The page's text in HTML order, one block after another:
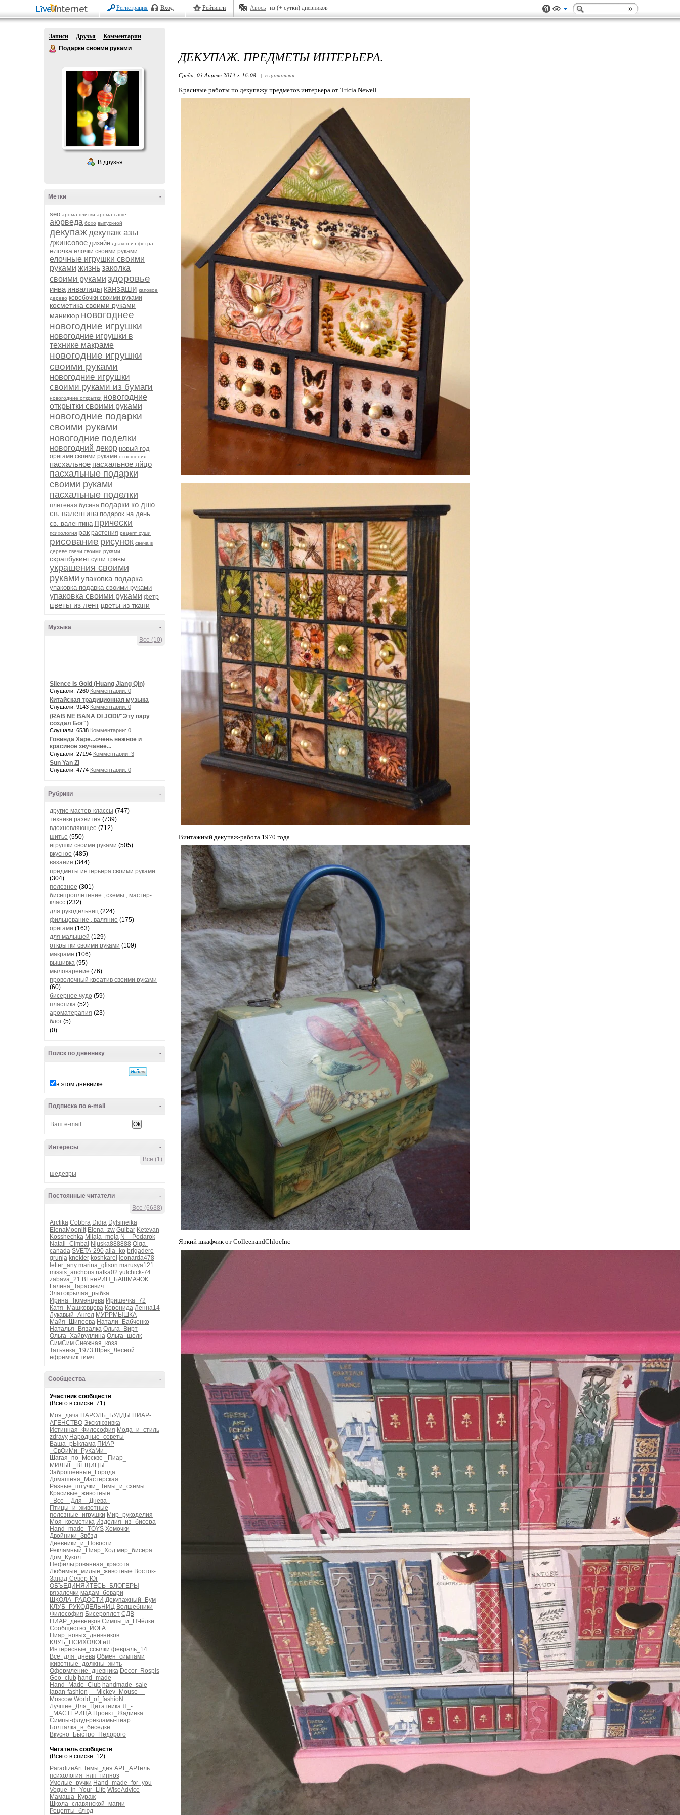
Регистрация Вход Рейтинги Авось из (+ сутки) дневников
Записи Друзья
Комментарии
Подарки своими руками
В друзья
-
Метки
seo арома плитки арома саше
аюрведа бохо выпускной
декупаждекупаж азы
джинсовое дизайн дракон из фетра
елочка елочки своими руками
елочные игрушки своими
руками жизньзаколка
своими руками здоровье
инва инвалиды канзаши каповое
дерево коробочки своими руками
косметика своими руками
маникюр новогоднее
новогодние игрушки
новогодние игрушки в
технике макраме
новогодние игрушки
своими руками
новогодние игрушки
своими руками из бумаги
новогодние открытки новогодние
открытки своими руками
новогодние подарки
своими руками
новогодние поделки
новогодний декор новый год
оригами своими руками отношения
пасхальное пасхальное яйцо
пасхальные подарки
своими руками
пасхальные поделки
плетеная бусина подарки ко дню
св. валентина подарок на день
св. валентина прически
психология рак растения рецепт суши
рисование рисунок свеча в
дереве свечи своими руками
скрапбукинг суши травы
украшения своими
руками упаковка подарка
упаковка подарка своими руками
упаковка своими руками фетр
цветы из лент цветы из ткани
-
Музыка
Все (10)
Silence Is Gold (Huang Jiang Qin)
Слушали: 7260 Комментарии: 0
Китайская традиционная музыка
Слушали: 9143 Комментарии: 0
(RAB NE BANA DI JODI/"Эту пару
создал Бог")
Слушали: 6538 Комментарии: 0
Говинда Харе...очень нежное и
красивое звучание...
Слушали: 27194 Комментарии: 3
Sun Yan Zi
Слушали: 4774 Комментарии: 0
-
Рубрики
другие мастер-классы (747)
техники развития (739)
вдохновляющее (712)
шитье (550)
игрушки своими руками (505)
вкусное (485)
вязание (344)
предметы интерьера своими руками
(304)
полезное (301)
бисепроплетение , схемы , мастер-
класс (232)
для рукодельниц (224)
фильцевание , валяние (175)
оригами (163)
для малышей (129)
открытки своими руками (109)
макраме (106)
вышивка (95)
мыловарение (76)
проволочный креатив своими руками
(60)
бисерное чудо (59)
пластика (52)
ароматерапия (23)
блог (5)
(0)
-
Поиск по дневнику
в этом дневнике
-
Подписка по e-mail
-
Интересы
Все (1)
шедевры
-
Постоянные читатели
Все (6638)
Arctika Cobbra Didia Dylsineika
ElenaMoonlit Elena_zw Gulbar Ketevan
Kosshechka Milaja_moja N__Podarok
Natali_Cimbal Njuska888888 Olga-
canada SVETA-290 alla_ko brigadere
grunja knekler koshkarel
leonarda478
letter_any marina_glison marusya121
missis_anchous natka02 yulchick-74
zabava_21 ВЕнеРИН_БАШМАЧОК
Галина_Тарасевич
Златокрылая_рыбка
Ирина_Тюменцева Иришечка_72
Катя_Машковцева Коронида Ленна14
Лукавый_Ангел МУРРМЫШКА
Майя_Шипеева Натали_Бабченко
Наталья_Вязалка Ольга_Вирт
Ольга_Хайруллина Ольга_шелк
СимСим Снежная_коза
Татьянка_1973 Шрек_Лесной
ефремчик тимч
-
Сообщества
Участник сообществ
(Всего в списке: 71)
Моя_дача ПАРОЛЬ_БУДДЫ ПИАР-
АГЕНСТВО Эксклюзивка
Истинная_Философия Мода_и_стиль
zdravy Народные_советы
Ваша_рЫклама ПИАР
_СвОиМи_РуКаМи_
Шагая_по_Москве
_Пиар_
МИЛЫЕ_ВЕЩИЦЫ
Заброшенные_Города
Домашняя_Мастерская
Разные_штучки_
Темы_и_схемы
Красивые_животные
_Все__Для__Днева_
Птицы_и_животные
полезные_игрушки Мир_рукоделия
Моя_косметика Изделия_из_бисера
Hand_made_TOYS Хомочки
Двойники_Звёзд
Дневники_и_Новости
Рекламный_Пиар_Ход мир_бисера
Дом_Кукол
Нефильтрованная_красота
Любимые_милые_животные Восток-
Запад-Север-Юг
ОБЪЕДИНЯЙТЕСЬ_БЛОГЕРЫ
вязалочки мадам_бовари
ШКОЛА_РАДОСТИ Декупажный_Бум
КЛУБ_РУКОДЕЛЬНИЦ Волшебники
Философия Бисероплет СДВ
ПИАР_дневников Симпы_и_ПЧёлки
Сообщество_ЙОГА
Пиар_новых_дневников
КЛУБ_ПСИХОЛОГиЯ
Интересные_ссылки февраль_14
Все_для_днева Обмен_симпами
животные_должны_жить
Оформление_дневника Decor_Rospis
Geo_club hand_made
Hand_Made_Club handmade_sale
japan-fashion
__Mickey_Mouse__
Moscow World_of_fashioN
Лучшее_Для_Цитатника Я_-
_МАСТЕРИЦА Проект_Жадинка
Симпы-флуд-рекламы-пиар
Болталка_в_беседке
Вкусно_Быстро_Недорого
Читатель сообществ
(Всего в списке: 12)
ParadizeArt Темы_дня АРТ_АРТель
психология_нлп_гипноз
Умелые_ручки Hand_made_for_you
Vogue_In_Your_Life WiseAdvice
Мамаша_Кураж
Школа_славянской_магии
Рецепты_блюд
ДЕКУПАЖ. ПРЕДМЕТЫ ИНТЕРЬЕРА.
Среда, 03 Апреля 2013 г. 16:08 + в цитатник
Красивые работы по декупажу предметов интерьера от Tricia Newell
Винтажный декупаж-работа 1970 года
Яркий шкафчик от ColleenandChloeInc